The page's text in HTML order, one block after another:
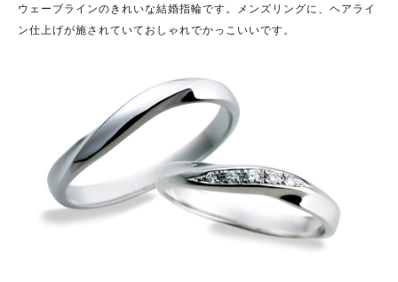
ウェーブラインのきれいな結婚指輪です。
メンズリングに、ヘアライ
ン仕上げが施されていておしゃれでかっこいいです。